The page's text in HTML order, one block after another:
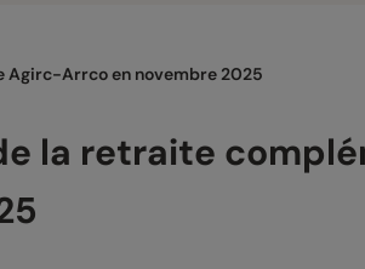
Agirc-Arrco en novembre 2025
la retraite